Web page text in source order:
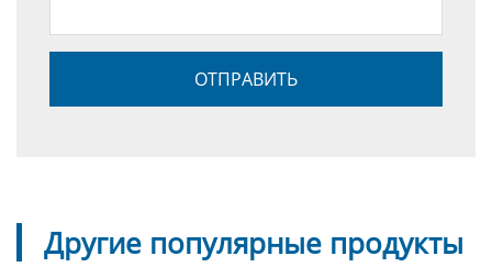
Другие популярные продукты